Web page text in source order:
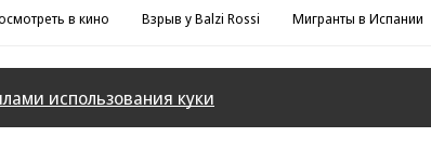
в кино Взрыв у Balzi Rossi Мигранты в Испании
использования куки